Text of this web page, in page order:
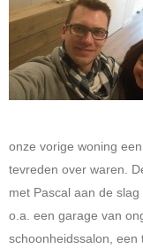
onze vorige woning
tevreden over waren.
met Pascal aan de
o.a. een garage van
schoonheidssalon, een